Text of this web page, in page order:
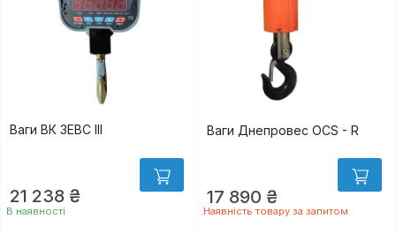
Ваги ВК ЗЕВС III
21 238 ₴
В наявності
Ваги Днепровес OCS - R
17 890 ₴
Наявність товару за запитом